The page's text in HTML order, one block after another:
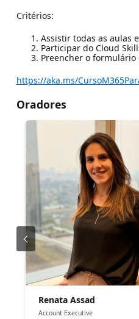
Critérios:
Assistir todas as aulas
Participar do Cloud
Preencher o formulário
https://aka.ms/
Oradores
Renata Assad
Account Executive